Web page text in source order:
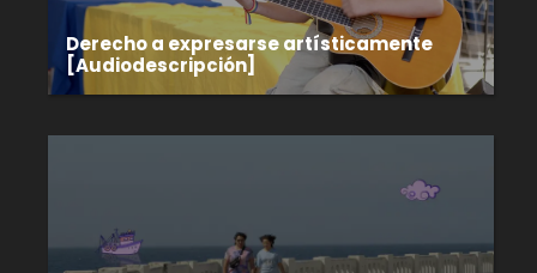
Derecho a expresarse artísticamente
[Audiodescripción]